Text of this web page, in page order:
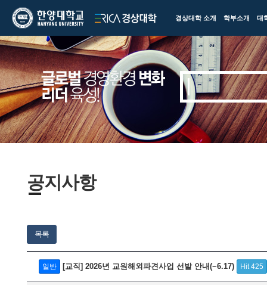
한양대학교
한양대학교
ERICA
경상대학
경상대학 소개 학부소개 대
공지사항
목록
일반 [교직] 2026년 교원해외파견사업 선발 안내(~6.17) Hit 425